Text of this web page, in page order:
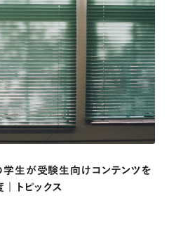
学生が受験生向けコンテンツを
トピックス